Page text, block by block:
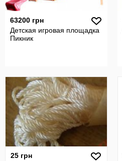
63200 грн
Детская игровая площадка
Пикник
25 грн